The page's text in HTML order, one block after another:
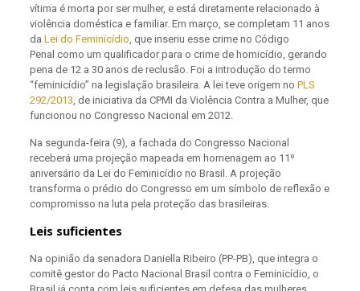
vítima é morta por ser mulher, e está diretamente relacionado à
violência doméstica e familiar. Em março, se completam 11 anos
da Lei do Feminicídio, que inseriu esse crime no Código
Penal como um qualificador para o crime de homicídio, gerando
pena de 12 a 30 anos de reclusão. Foi a introdução do termo
“feminicídio” na legislação brasileira. A lei teve origem no PLS
292/2013, de iniciativa da CPMI da Violência Contra a Mulher, que
funcionou no Congresso Nacional em 2012.
Na segunda-feira (9), a fachada do Congresso Nacional
receberá uma projeção mapeada em homenagem ao 11º
aniversário da Lei do Feminicídio no Brasil. A projeção
transforma o prédio do Congresso em um símbolo de reflexão e
compromisso na luta pela proteção das brasileiras.
Leis suficientes
Na opinião da senadora Daniella Ribeiro (PP-PB), que integra o
comitê gestor do Pacto Nacional Brasil contra o Feminicídio, o